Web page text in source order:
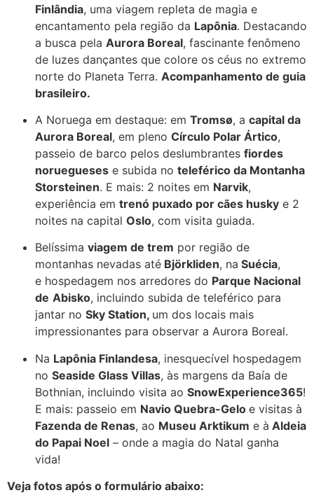
Finlândia, uma viagem repleta de magia e
encantamento pela região da Lapônia. Destacando
a busca pela Aurora Boreal, fascinante fenômeno
de luzes dançantes que colore os céus no extremo
norte do Planeta Terra. Acompanhamento de guia
brasileiro.
A Noruega em destaque: em Tromsø, a capital da
Aurora Boreal, em pleno Círculo Polar Ártico,
passeio de barco pelos deslumbrantes fiordes
noruegueses e subida no teleférico da Montanha
Storsteinen. E mais: 2 noites em Narvik,
experiência em trenó puxado por cães husky e 2
noites na capital Oslo, com visita guiada.
Belíssima viagem de trem por região de
montanhas nevadas até Björkliden, na Suécia,
e hospedagem nos arredores do Parque Nacional
de Abisko, incluindo subida de teleférico para
jantar no Sky Station, um dos locais mais
impressionantes para observar a Aurora Boreal.
Na Lapônia Finlandesa, inesquecível hospedagem
no Seaside Glass Villas, às margens da Baía de
Bothnian, incluindo visita ao SnowExperience365!
E mais: passeio em Navio Quebra-Gelo e visitas à
Fazenda de Renas, ao Museu Arktikum e à Aldeia
do Papai Noel – onde a magia do Natal ganha
vida!
Veja fotos após o formulário abaixo: